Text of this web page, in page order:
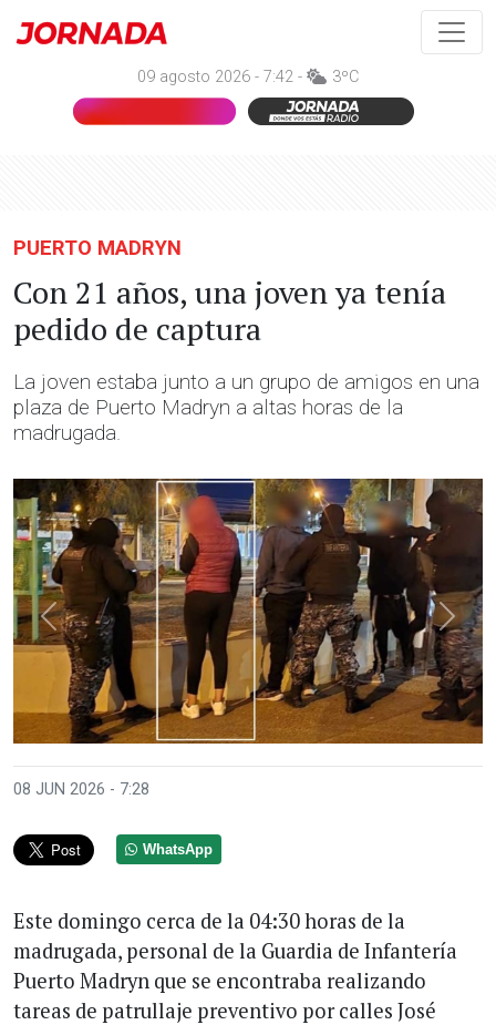
09 agosto 2026 - 7:42 - 3ºC
PUERTO MADRYN
Con 21 años, una joven ya tenía
pedido de captura
La joven estaba junto a un grupo de amigos en una
plaza de Puerto Madryn a altas horas de la
madrugada.
Anterior
08 JUN 2026 - 7:28
WhatsApp
Este domingo cerca de la 04:30 horas de la
madrugada, personal de la Guardia de Infantería
Puerto Madryn que se encontraba realizando
tareas de patrullaje preventivo por calles José